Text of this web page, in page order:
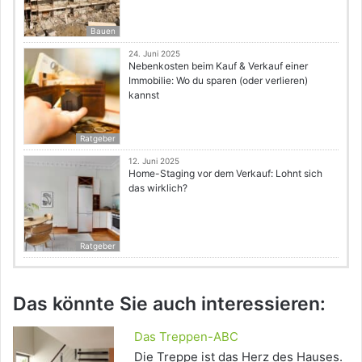
Bauen
Ratgeber
24. Juni 2025
Nebenkosten beim Kauf & Verkauf einer
Immobilie: Wo du sparen (oder verlieren)
kannst
Ratgeber
12. Juni 2025
Home-Staging vor dem Verkauf: Lohnt sich
das wirklich?
Das könnte Sie auch interessieren:
Das Treppen-ABC
Die Treppe ist das Herz des Hauses.